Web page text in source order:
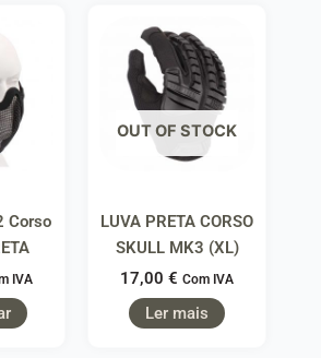
Corso
IVA
OUT OF STOCK
LUVA PRETA CORSO
SKULL MK3 (XL)
17,00 € Com IVA
Ler mais